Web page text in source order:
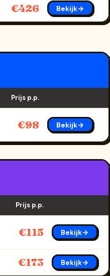
€426 Bekijk→
Prijs p.p.
€98 Bekijk→
Prijs p.p.
€115 Bekijk→
€173 Bekijk→